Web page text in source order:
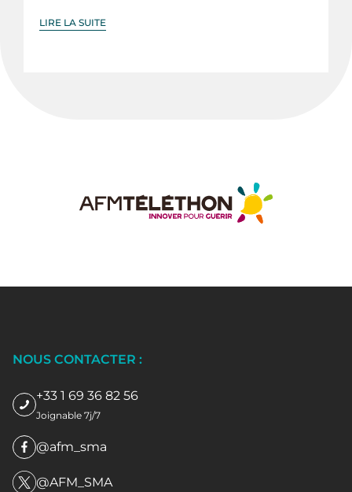
LIRE LA SUITE
NOUS CONTACTER :
+33 1 69 36 82 56
Joignable 7j/7
@afm_sma
@AFM_SMA